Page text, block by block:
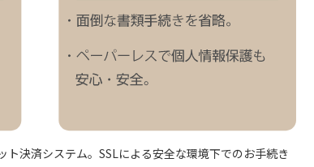
決済システム。SSLによる安全な環境下でのお手続き